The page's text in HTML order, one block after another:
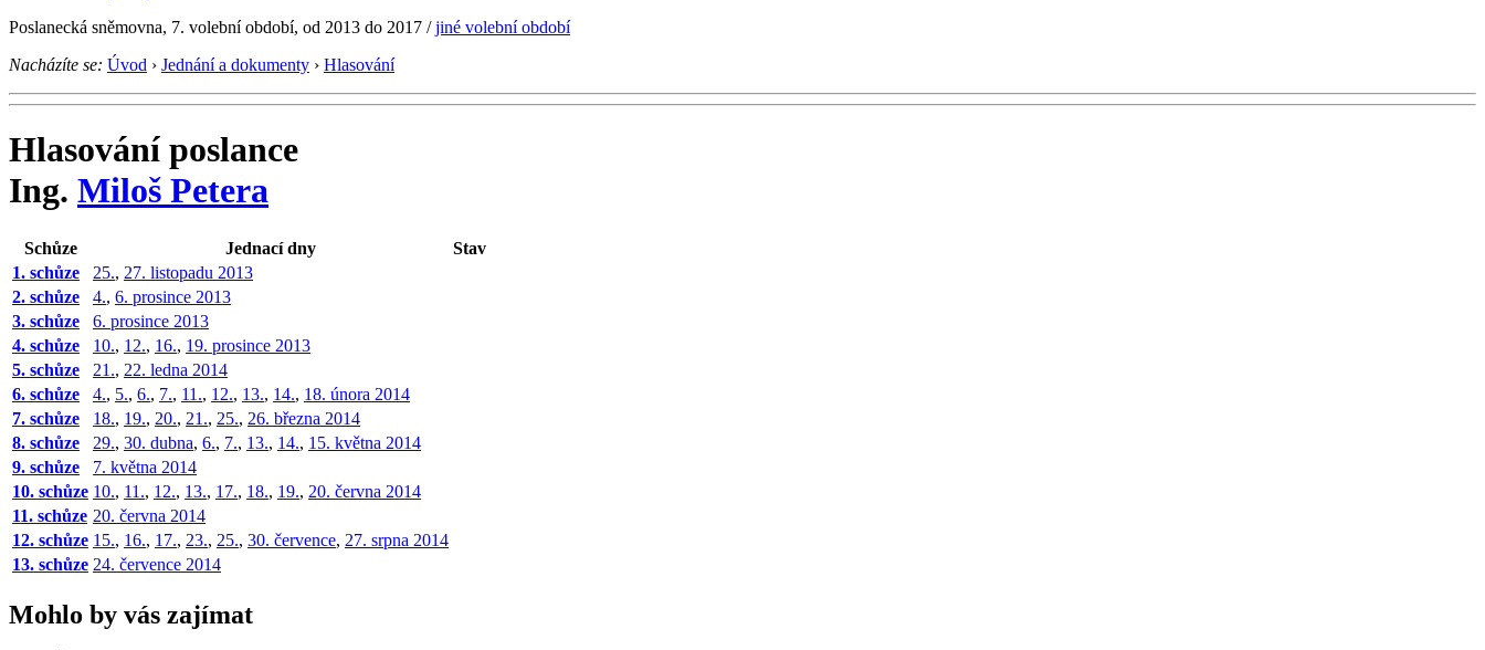
Poslanecká sněmovna, 7. volební období, od 2013 do 2017 /jiné volební období
Nacházíte se: Úvod › Jednání a dokumenty › Hlasování
Hlasování poslance
Ing. Miloš Petera
Schůze Jednací dny
Stav
1. schůze
25., 27. listopadu 2013
2. schůze
4., 6. prosince 2013
3. schůze
6. prosince 2013
4. schůze
10., 12., 16., 19. prosince 2013
5. schůze
21., 22. ledna 2014
6. schůze
4., 5., 6., 7., 11., 12., 13., 14., 18. února 2014
7. schůze
18., 19., 20., 21., 25., 26. března 2014
8. schůze
29., 30. dubna, 6., 7., 13., 14., 15. května 2014
9. schůze
7. května 2014
10. schůze 10., 11., 12., 13., 17., 18., 19., 20. června 2014
11. schůze 20. června 2014
12. schůze 15., 16., 17., 23., 25., 30. července, 27. srpna 2014
13. schůze 24. července 2014
Mohlo by vás zajímat